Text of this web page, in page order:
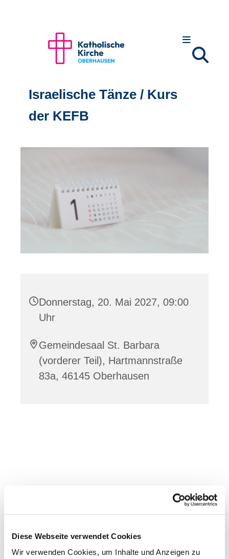
Diese Webseite verwendet Cookies
Wir verwenden Cookies, um Inhalte und Anzeigen zu
Israelische Tänze / Kurs
der KEFB
Donnerstag, 20. Mai 2027, 09:00
Uhr
Gemeindesaal St. Barbara
(vorderer Teil), Hartmannstraße
83a, 46145 Oberhausen